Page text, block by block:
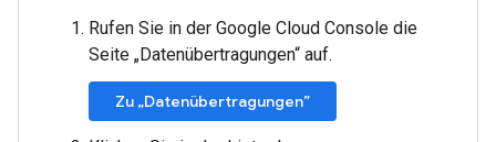
Rufen Sie in der Google Cloud Console die
Seite „Datenübertragungen“ auf.
Zu „Datenübertragungen”